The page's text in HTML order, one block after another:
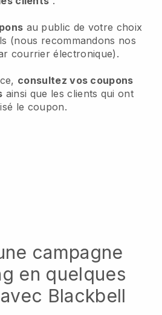
au public de votre choix
(nous recommandons nos
courrier électronique).
consultez vos coupons
ainsi que les clients qui ont
le coupon.
campagne
en quelques
Blackbell